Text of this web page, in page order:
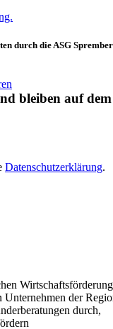
durch die ASG
bleiben auf dem
Datenschutzerklärung.
Wirtschaftsförderung
Unternehmen der
durch,